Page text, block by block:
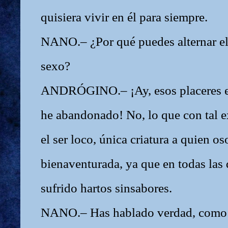
quisiera vivir en él para siempre.
NANO.– ¿Por qué puedes alternar
sexo?
ANDRÓGINO.– ¡Ay, esos placeres
he abandonado! No, lo que con tal
el ser loco, única criatura a quien
bienaventurada, ya que en todas las
sufrido hartos sinsabores.
NANO.– Has hablado verdad,